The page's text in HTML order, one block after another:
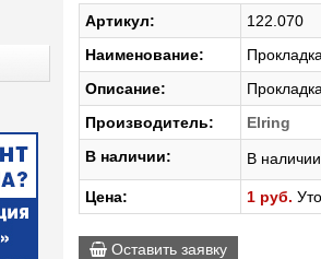
Артикул:
122.070
Наименование:
Описание:
Производитель:
Elring
В наличии:
В
Цена: 1 руб.
Оставить заявку